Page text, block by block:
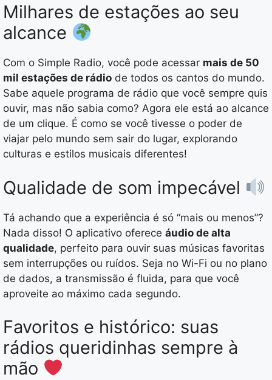
Milhares de estações ao seu
alcance
Com o Simple Radio, você pode acessar mais de 50
mil estações de rádio de todos os cantos do mundo.
Sabe aquele programa de rádio que você sempre quis
ouvir, mas não sabia como? Agora ele está ao alcance
de um clique. É como se você tivesse o poder de
viajar pelo mundo sem sair do lugar, explorando
culturas e estilos musicais diferentes!
Qualidade de som impecável
Tá achando que a experiência é só “mais ou menos”?
Nada disso! O aplicativo oferece áudio de alta
qualidade, perfeito para ouvir suas músicas favoritas
sem interrupções ou ruídos. Seja no Wi-Fi ou no plano
de dados, a transmissão é fluida, para que você
aproveite ao máximo cada segundo.
Favoritos e histórico: suas
rádios queridinhas sempre à
mão